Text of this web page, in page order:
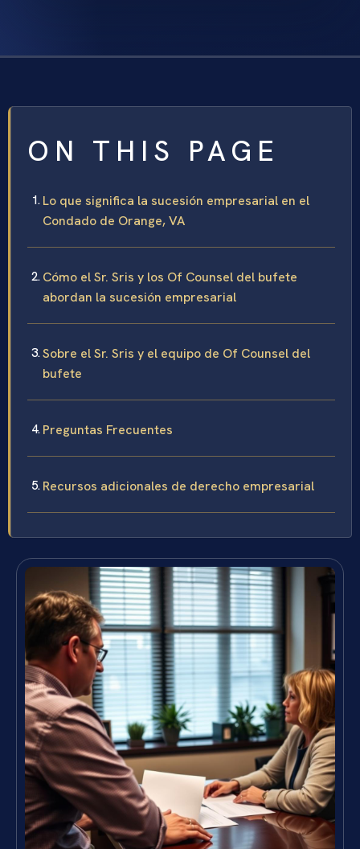
ON THIS PAGE
Lo que significa la sucesión empresarial en el
Condado de Orange, VA
Cómo el Sr. Sris y los Of Counsel del bufete
abordan la sucesión empresarial
Sobre el Sr. Sris y el equipo de Of Counsel del
bufete
Preguntas Frecuentes
Recursos adicionales de derecho empresarial